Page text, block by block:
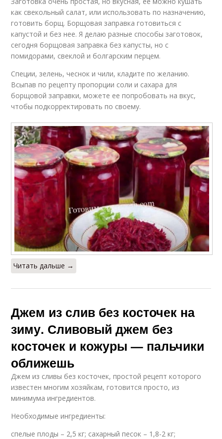
как свекольный салат, или использовать по назначению,
готовить борщ. Борщовая заправка готовиться с
капустой и без нее. Я делаю разные способы заготовок,
сегодня борщовая заправка без капусты, но с
помидорами, свеклой и болгарским перцем.
Специи, зелень, чеснок и чили, кладите по желанию.
Всыпав по рецепту пропорции соли и сахара для
борщовой заправки, можете ее попробовать на вкус,
чтобы подкорректировать по своему.
Читать дальше →
Джем из слив без косточек на
зиму. Сливовый джем без
косточек и кожуры — пальчики
оближешь
Джем из сливы без косточек, простой рецепт которого
известен многим хозяйкам, готовится просто, из
минимума ингредиентов.
Необходимые ингредиенты:
спелые плоды – 2,5 кг; сахарный песок – 1,8-2 кг;